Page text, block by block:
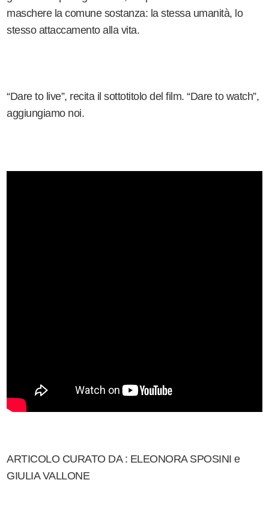
maschere la comune sostanza: la stessa umanità, lo
stesso attaccamento alla vita.
“Dare to live”, recita il sottotitolo del film. “Dare to watch”,
aggiungiamo noi.
ARTICOLO CURATO DA : ELEONORA SPOSINI e
GIULIA VALLONE